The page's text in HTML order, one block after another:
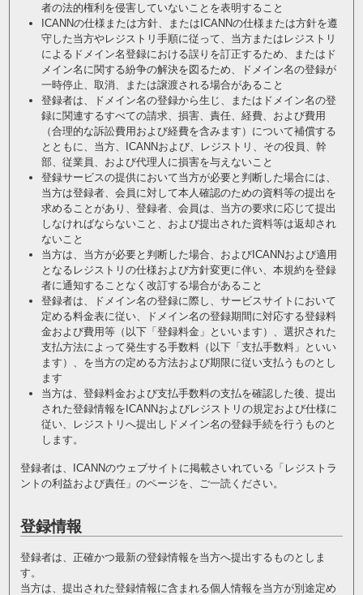
者の法的権利を侵害していないことを表明すること
ICANNの仕様または方針、またはICANNの仕様または方針を遵
守した当方やレジストリ手順に従って、当方またはレジストリ
によるドメイン名登録における誤りを訂正するため、またはド
メイン名に関する紛争の解決を図るため、ドメイン名の登録が
一時停止、取消、または譲渡される場合があること
登録者は、ドメイン名の登録から生じ、またはドメイン名の登
録に関連するすべての請求、損害、責任、経費、および費用
（合理的な訴訟費用および経費を含みます）について補償する
とともに、当方、ICANNおよび、レジストリ、その役員、幹
部、従業員、および代理人に損害を与えないこと
登録サービスの提供において当方が必要と判断した場合には、
当方は登録者、会員に対して本人確認のための資料等の提出を
求めることがあり、登録者、会員は、当方の要求に応じて提出
しなければならないこと、および提出された資料等は返却され
ないこと
当方は、当方が必要と判断した場合、およびICANNおよび適用
となるレジストリの仕様および方針変更に伴い、本規約を登録
者に通知することなく改訂する場合があること
登録者は、ドメイン名の登録に際し、サービスサイトにおいて
定める料金表に従い、ドメイン名の登録期間に対応する登録料
金および費用等（以下「登録料金」といいます）、選択された
支払方法によって発生する手数料（以下「支払手数料」といい
ます）、を当方の定める方法および期限に従い支払うものとし
ます
当方は、登録料金および支払手数料の支払を確認した後、提出
された登録情報をICANNおよびレジストリの規定および仕様に
従い、レジストリへ提出しドメイン名の登録手続を行うものと
します。
登録者は、ICANNのウェブサイトに掲載さいれている 「レジストラ
ントの利益および責任」 のページを、ご一読ください。
登録情報
登録者は、正確かつ最新の登録情報を当方へ提出するものとしま
す。
当方は、提出された登録情報に含まれる個人情報を当方が別途定め